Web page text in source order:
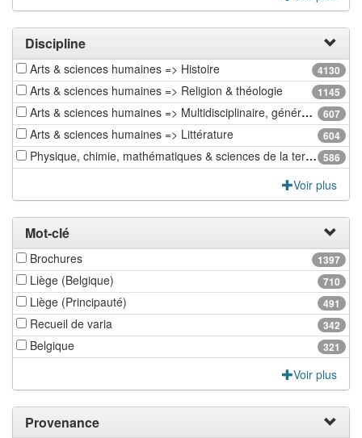
Discipline
4130
Arts & sciences humaines => Histoire
1145
Arts & sciences humaines => Religion & théologie
607
Arts & sciences humaines => Multidisciplinaire, généralités & autres
604
Arts & sciences humaines => Littérature
586
Physique, chimie, mathématiques & sciences de la terre => Sciences de la terre & géographie physique
Voir plus
Mot-clé
1397
Brochures
710
Liège (Belgique)
491
Liège (Principauté)
342
Recueil de varia
321
Belgique
Voir plus
Provenance